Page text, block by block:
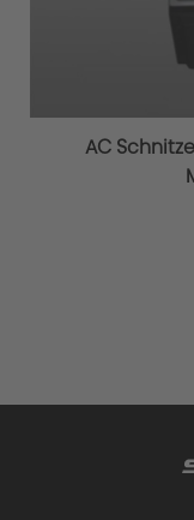
Extensively
Performance
happens to
AC